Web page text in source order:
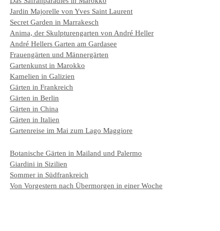
Jardin Majorelle von Yves Saint Laurent
Secret Garden in Marrakesch
Anima, der Skulpturengarten von André Heller
André Hellers Garten am Gardasee
Frauengärten und Männergärten
Gartenkunst in Marokko
Kamelien in Galizien
Gärten in Frankreich
Gärten in Berlin
Gärten in China
Gärten in Italien
Gartenreise im Mai zum Lago Maggiore
Botanische Gärten in Mailand und Palermo
Giardini in Sizilien
Sommer in Südfrankreich
Von Vorgestern nach Übermorgen in einer Woche